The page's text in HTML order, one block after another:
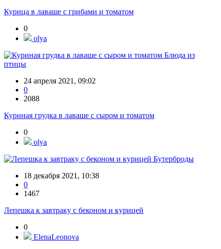
Курица в лаваше с грибами и томатом
0
olya
Блюда из
птицы
24 апреля 2021, 09:02
0
2088
Куриная грудка в лаваше с сыром и томатом
0
olya
Бутерброды
18 декабря 2021, 10:38
0
1467
Лепешка к завтраку с беконом и курицей
0
ElenaLeonova